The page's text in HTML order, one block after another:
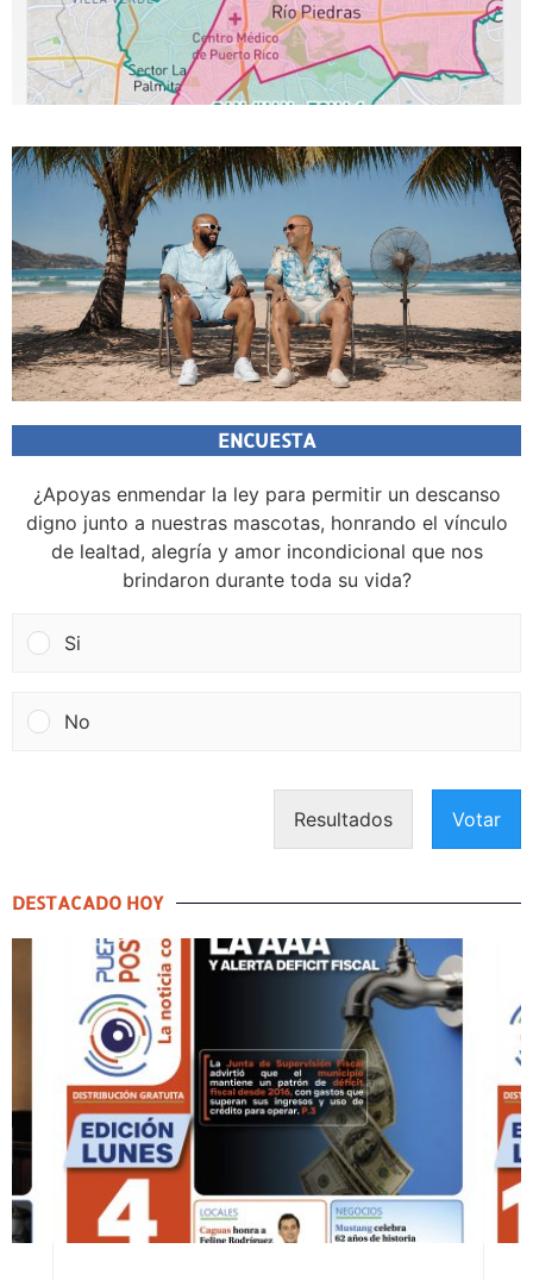
ENCUESTA
¿Apoyas enmendar la ley para permitir un descanso
digno junto a nuestras mascotas, honrando el vínculo
de lealtad, alegría y amor incondicional que nos
brindaron durante toda su vida?
Si
No
Resultados Votar
DESTACADO HOY